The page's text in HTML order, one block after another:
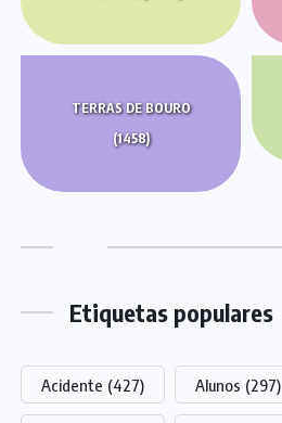
TERRAS DE BOURO
(1458)
Etiquetas populares
Acidente (427) Alunos (297)